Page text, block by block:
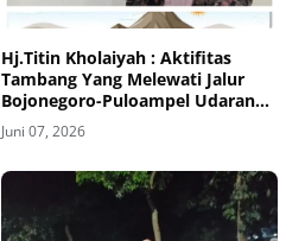
Hj.Titin Kholaiyah : Aktifitas
Tambang Yang Melewati Jalur
Bojonegoro-Puloampel Udaranya
Juni 07, 2026